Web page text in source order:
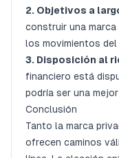
2. Objetivos a
construir una
los movimientos del
3. Disposición al
financiero está
podría ser una
Conclusión
Tanto la marca
ofrecen caminos